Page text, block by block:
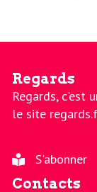
Regards
Regards, c'est
le site
S'abonner
Contacts